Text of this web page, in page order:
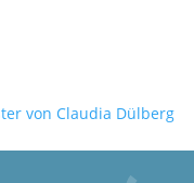
von Claudia Dülberg